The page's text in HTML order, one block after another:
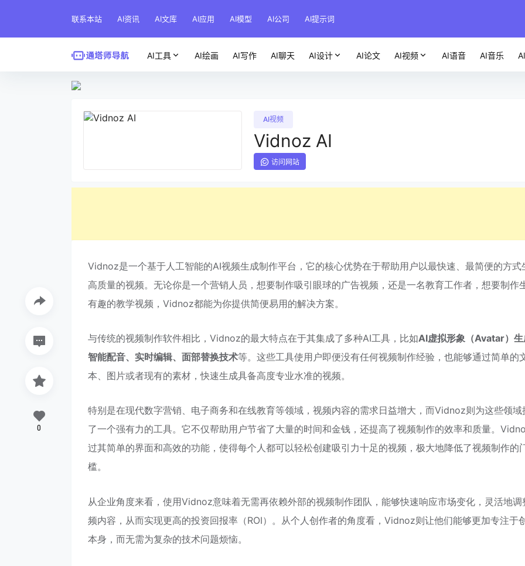
联系本站 AI资讯 AI文库 AI应用 AI模型 AI公司 AI提示词
AI工具 AI绘画 AI写作 AI聊天 AI设计 AI论文 AI视频 AI语音 AI音乐
AI视频
Vidnoz AI
访问网站
Vidnoz是一个基于人工智能的AI视频生成制作平台，它的核心优势在于帮助用户以最快速、最简便的方式
高质量的视频。无论你是一个营销人员，想要制作吸引眼球的广告视频，还是一名教育工作者，想要制作
有趣的教学视频，Vidnoz都能为你提供简便易用的解决方案。
与传统的视频制作软件相比，Vidnoz的最大特点在于其集成了多种AI工具，比如AI虚拟形象（Avatar）生
智能配音、实时编辑、面部替换技术等。这些工具使用户即便没有任何视频制作经验，也能够通过简单的
本、图片或者现有的素材，快速生成具备高度专业水准的视频。
特别是在现代数字营销、电子商务和在线教育等领域，视频内容的需求日益增大，而Vidnoz则为这些领域
了一个强有力的工具。它不仅帮助用户节省了大量的时间和金钱，还提高了视频制作的效率和质量。
过其简单的界面和高效的功能，使得每个人都可以轻松创建吸引力十足的视频，极大地降低了视频制作的
槛。
从企业角度来看，使用Vidnoz意味着无需再依赖外部的视频制作团队，能够快速响应市场变化，灵活地调
频内容，从而实现更高的投资回报率（ROI）。从个人创作者的角度看，Vidnoz则让他们能够更加专注于
本身，而无需为复杂的技术问题烦恼。
0